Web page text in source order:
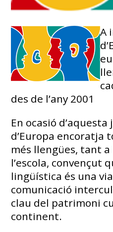
A
des de l’any 2001
En ocasió
d’Europa encoratja
més llengües, tant a
l’escola, convençut
lingüística és una
comunicació
clau del patrimoni
continent.